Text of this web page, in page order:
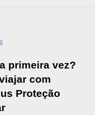
primeira vez?
com
Proteção